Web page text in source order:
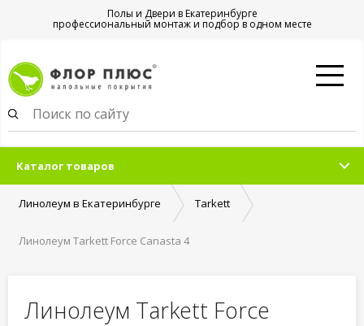
Полы и Двери в Екатеринбурге
профессиональный монтаж и подбор в одном месте
Каталог товаров
Линолеум в Екатеринбурге Tarkett
Линолеум Tarkett Force Canasta 4
Линолеум Tarkett Force